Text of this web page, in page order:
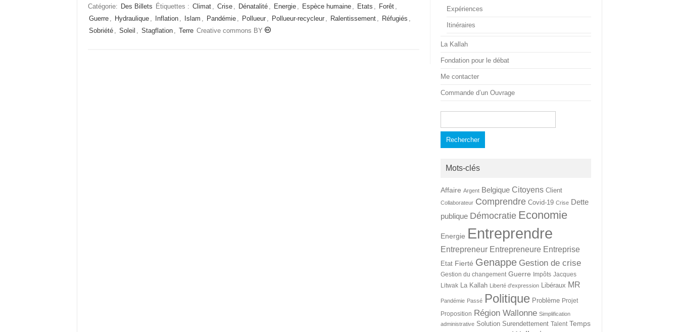
Catégorie: Des Billets Étiquettes : Climat , Crise , Dénatalité , Energie , Espèce humaine , Etats , Forêt ,
Guerre , Hydraulique , Inflation , Islam , Pandémie , Pollueur , Pollueur-recycleur , Ralentissement , Réfugiés ,
Sobriété , Soleil , Stagflation , Terre Creative commons BY
Expériences
Itinéraires
La Kallah
Fondation pour le débat
Me contacter
Commande d’un Ouvrage
Mots-clés
Affaire Argent Belgique Citoyens Client
Collaborateur Comprendre Covid-19 Crise Dette
publique Démocratie Economie
Energie Entreprendre
Entrepreneur Entrepreneure Entreprise
Etat Fierté Genappe Gestion de crise
Gestion du changement Guerre Impôts Jacques
Litwak La Kallah Liberté d'expression Libéraux MR
Pandémie Passé Politique Problème Projet
Proposition Région Wallonne Simplification
administrative Solution Surendettement Talent Temps